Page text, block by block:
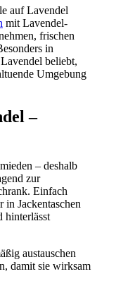
auf Lavendel
mit Lavendel-
frischen
in
beliebt,
Umgebung
–
– deshalb
zur
Einfach
Jackentaschen
hinterlässt
austauschen
damit sie wirksam